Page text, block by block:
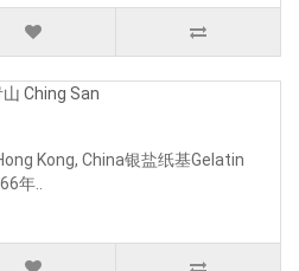
Kong, China银盐纸基Gelatin
年..